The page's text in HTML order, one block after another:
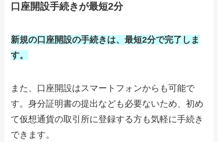
口座開設手続きが最短2分
新規の口座開設の手続きは、最短2分で完了しま
す。
また、口座開設はスマートフォンからも可能で
す。身分証明書の提出なども必要ないため、初め
て仮想通貨の取引所に登録する方も気軽に手続き
できます。